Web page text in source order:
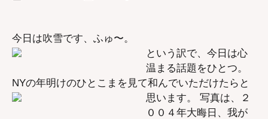
今日は吹雪です、ふゅ〜。
という訳で、今日は心
温まる話題をひとつ。
NYの年明けのひとこまを見て和んでいただけたらと
思います。 写真は、２
００４年大晦日、我が